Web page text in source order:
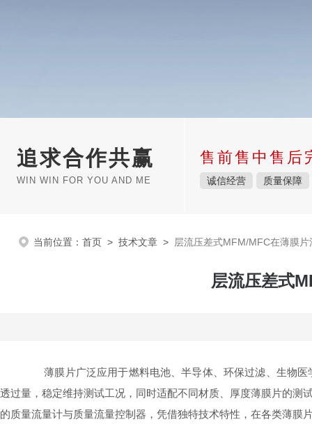
追求合作共赢
WIN WIN FOR YOU AND ME
售前售中售后
诚信经营 质量保障
当前位置： 首页 > 技术文章 > 层流压差式MFM/MFC在薄膜
层流压差式
薄膜片广泛应用于燃料电池、半导体、环保过滤、生物医
透过量，稳定维持测试工况，同时适配不同材质、厚度薄膜片的
的质量流量计与质量流量控制器，凭借独特技术特性，在各类薄